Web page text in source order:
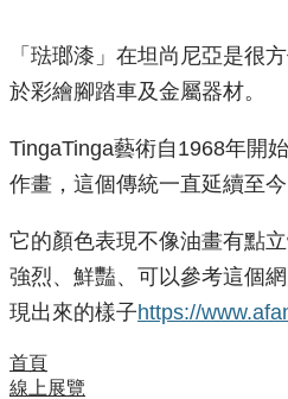
「琺瑯漆」在坦尚尼亞是很
於彩繪腳踏車及金屬器材。
TingaTinga藝術自1968年開
作畫，這個傳統一直延續至今
它的顏色表現不像油畫有點
強烈、鮮豔、可以參考這個
現出來的樣子https://
首頁
線上展覽